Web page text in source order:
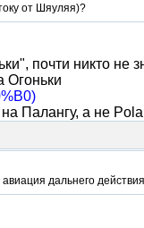
от Шяуляя)?
почти никто не
Палангу, а не
дальнего